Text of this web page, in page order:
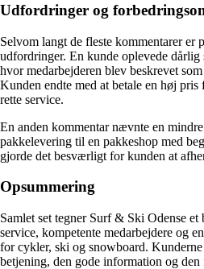
Udfordringer og
Selvom langt de fleste kommentarer er
udfordringer. En kunde oplevede
hvor medarbejderen blev beskrevet
Kunden endte med at betale en høj
rette service.
En anden kommentar nævnte en
pakkelevering til en pakkeshop med
gjorde det besværligt for kunden at
Opsummering
Samlet set tegner Surf & Ski Odense
service, kompetente medarbejdere og
for cykler, ski og snowboard.
betjening, den gode information og